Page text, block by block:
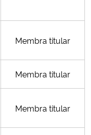
Membra titular
Membra titular
Membra titular